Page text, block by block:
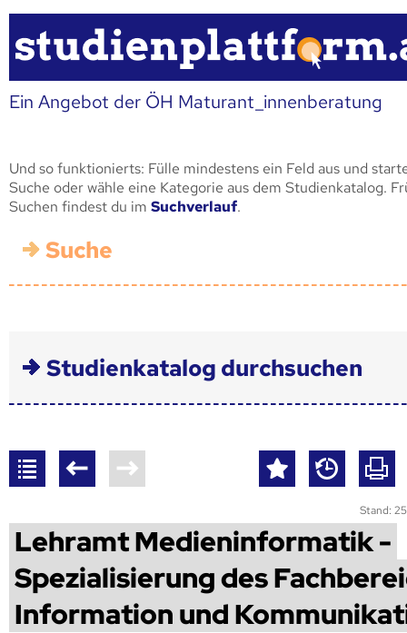
Ein Angebot der ÖH Maturant_innenberatung
Und so funktionierts: Fülle mindestens ein Feld aus und
Suche oder wähle eine Kategorie aus dem Studienkatalog.
Suchen findest du im Suchverlauf.
Suche
Studienkatalog durchsuchen
Stand:
Lehramt Medieninformatik -
Spezialisierung des
Information und